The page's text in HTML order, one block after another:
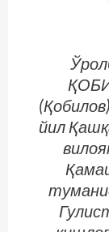
йил